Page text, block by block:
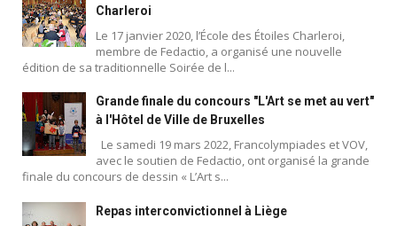
Charleroi
Le 17 janvier 2020, l’École des Étoiles Charleroi,
membre de Fedactio, a organisé une nouvelle
édition de sa traditionnelle Soirée de l...
Grande finale du concours "L'Art se met au vert"
à l'Hôtel de Ville de Bruxelles
Le samedi 19 mars 2022, Francolympiades et VOV,
avec le soutien de Fedactio, ont organisé la grande
finale du concours de dessin « L’Art s...
Repas interconvictionnel à Liège